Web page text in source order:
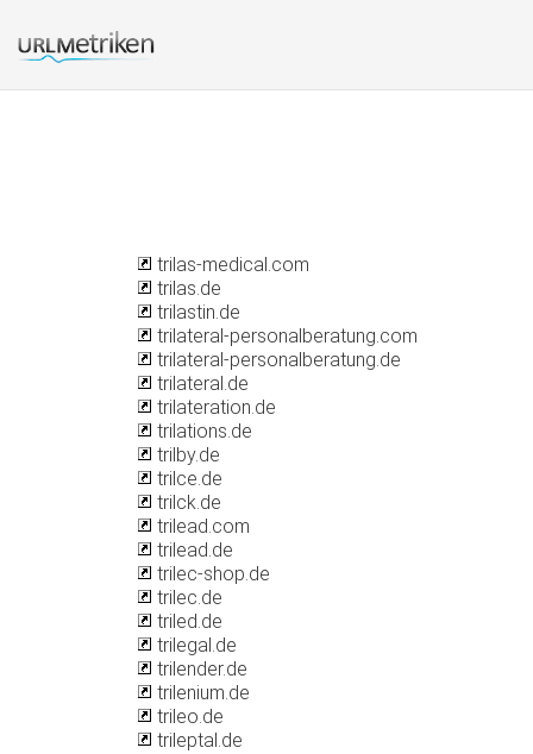
trilas-medical.com
trilas.de
trilastin.de
trilateral-personalberatung.com
trilateral-personalberatung.de
trilateral.de
trilateration.de
trilations.de
trilby.de
trilce.de
trilck.de
trilead.com
trilead.de
trilec-shop.de
trilec.de
triled.de
trilegal.de
trilender.de
trilenium.de
trileo.de
trileptal.de